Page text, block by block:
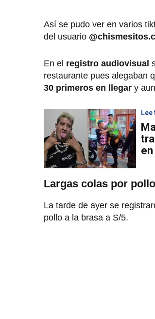
Así se pudo ver en varios
del usuario
En el registro audiovisual
restaurante pues alegaban
30 primeros en llegar y
Largas colas por
La tarde de ayer se
pollo a la brasa a S/5.